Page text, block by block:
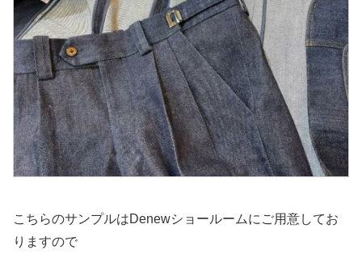
こちらのサンプルはDenewショールームにご用意してお
りますので